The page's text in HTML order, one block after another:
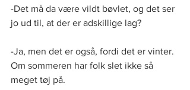
-Det må da være vildt bøvlet, og det ser
jo ud til, at der er adskillige lag?
-Ja, men det er også, fordi det er vinter.
Om sommeren har folk slet ikke så
meget tøj på.